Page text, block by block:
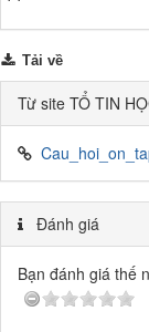
Tải về
Từ site TỔ TIN
Đánh giá
Bạn đánh giá thế